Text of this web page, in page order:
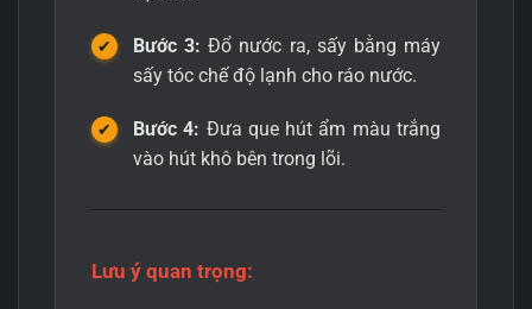
Bước 3: Đổ nước ra, sấy bằng máy
sấy tóc chế độ lạnh cho ráo nước.
Bước 4: Đưa que hút ẩm màu trắng
vào hút khô bên trong lõi.
Lưu ý quan trọng: